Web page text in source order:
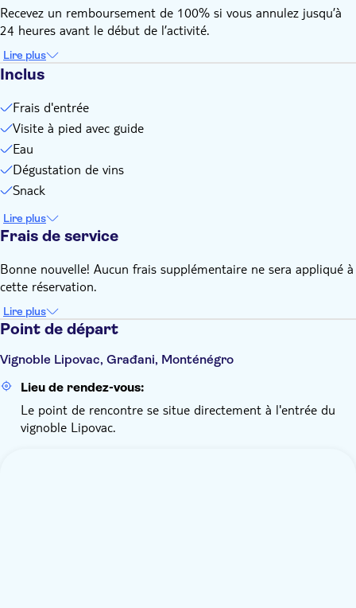
Recevez un remboursement de 100% si vous annulez jusqu’à
24 heures avant le début de l’activité.
Lire plus
Inclus
Frais d'entrée
Visite à pied avec guide
Eau
Dégustation de vins
Snack
Lire plus
Frais de service
Bonne nouvelle! Aucun frais supplémentaire ne sera appliqué à
cette réservation.
Lire plus
Point de départ
Vignoble Lipovac, Građani, Monténégro
Lieu de rendez-vous:
Le point de rencontre se situe directement à l'entrée du
vignoble Lipovac.